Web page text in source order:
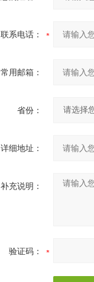
联系电话：
常用邮箱：
省份：
详细地址：
补充说明：
验证码：